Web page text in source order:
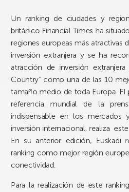
Un ranking de ciudades y
británico Financial Times ha
regiones europeas más atractivas
inversión extranjera y se ha
atracción de inversión
Country” como una de las 10
tamaño medio de toda Europa. El
referencia mundial de la
indispensable en los
inversión internacional, realiza
En su anterior edición, Euskadi
ranking como mejor región
conectividad.
Para la realización de este